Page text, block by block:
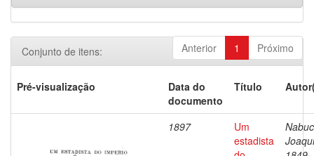
Anterior 1 Próximo
Conjunto de itens:
Pré-visualização
Data do
documento
Título
1897
Um
estadista